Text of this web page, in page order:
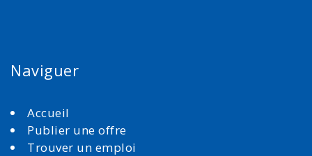
Naviguer
Accueil
Publier une offre
Trouver un emploi